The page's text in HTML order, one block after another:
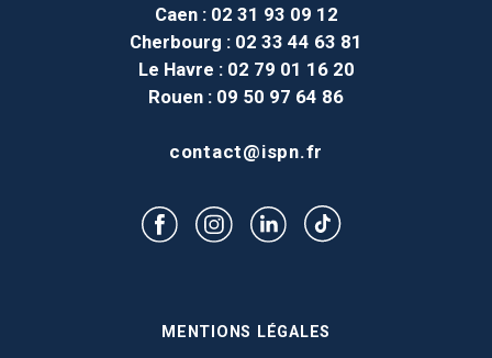
Caen: 02 31 93 09 12
Cherbourg : 02 33 44 63 81
Le Havre : 02 79 01 16 20
Rouen : 09 50 97 64 86
contact@ispn.fr
MENTIONS LÉGALES